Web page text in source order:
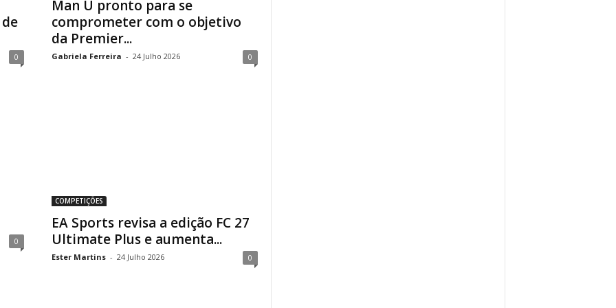
0
Man U pronto para se
comprometer com o objetivo
da Premier...
Gabriela Ferreira - 24 Julho 2026 0
0
COMPETIÇÕES
EA Sports revisa a edição FC 27
Ultimate Plus e aumenta...
Ester Martins - 24 Julho 2026 0